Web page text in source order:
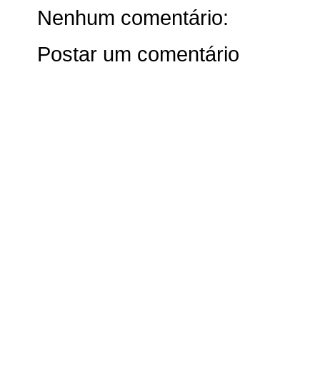
Nenhum comentário:
Postar um comentário